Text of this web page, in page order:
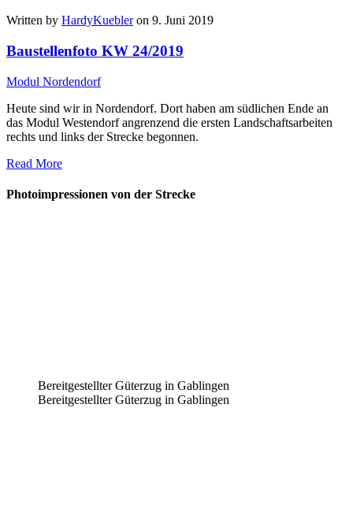
Written by HardyKuebleron 9. Juni 2019
Baustellenfoto KW 24/2019
Modul Nordendorf
Heute sind wir in Nordendorf. Dort haben am südlichen Ende an
das Modul Westendorf angrenzend die ersten Landschaftsarbeiten
rechts und links der Strecke begonnen.
Read More
Photoimpressionen von der Strecke
Bereitgestellter Güterzug in Gablingen
Bereitgestellter Güterzug in Gablingen